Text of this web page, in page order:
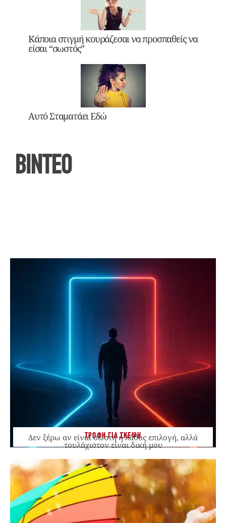
Κάποια στιγμή κουράζεσαι να προσπαθείς να
είσαι “σωστός”
Αυτό Σταματάει Εδώ
ΒΙΝΤΕΟ
ΤΡΟΦΗ ΓΙΑ ΣΚΕΨΗ
Δεν ξέρω αν είναι σωστή ή λάθος επιλογή, αλλά
τουλάχιστον είναι δική μου